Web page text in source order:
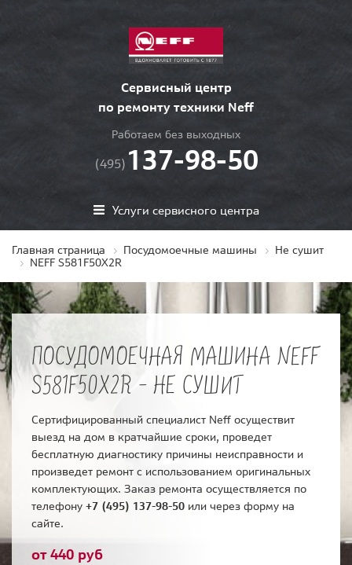
Сервисный центр
по ремонту техники Neff
Работаем без выходных
(495) 137-98-50
Услуги сервисного центра
Главная страница Посудомоечные машины
Не сушит
NEFF S581F50X2R
ПОСУДОМОЕЧНАЯ МАШИНА NEFF
S581F50X2R - НЕ СУШИТ
Сертифицированный специалист Neff осуществит
выезд на дом в кратчайшие сроки, проведет
бесплатную диагностику причины неисправности и
произведет ремонт с использованием оригинальных
комплектующих. Заказ ремонта осуществляется по
телефону +7 (495) 137-98-50 или через форму на
сайте.
от 440 руб